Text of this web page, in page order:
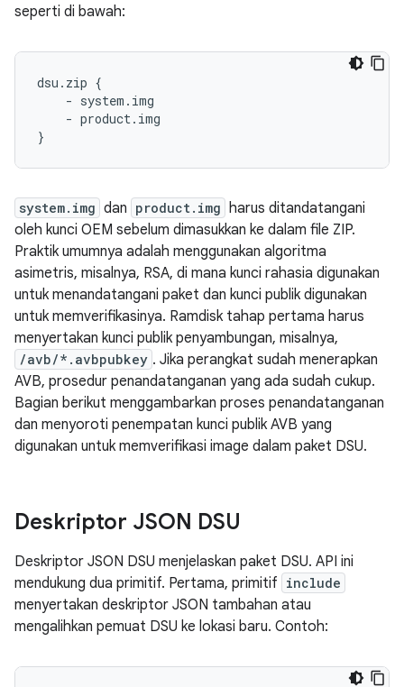
seperti di bawah:
dsu.zip {
    - system.img
    - product.img
system.img dan product.img
harus ditandatangani
oleh kunci OEM sebelum dimasukkan ke dalam file ZIP.
Praktik umumnya adalah menggunakan algoritma
asimetris, misalnya, RSA, di mana kunci rahasia digunakan
untuk menandatangani paket dan kunci publik digunakan
untuk memverifikasinya. Ramdisk tahap pertama harus
menyertakan kunci publik penyambungan, misalnya,
/avb/*.avbpubkey . Jika perangkat sudah menerapkan
AVB, prosedur penandatanganan yang ada sudah cukup.
Bagian berikut menggambarkan proses penandatanganan
dan menyoroti penempatan kunci publik AVB yang
digunakan untuk memverifikasi image dalam paket DSU.
Deskriptor JSON DSU
Deskriptor JSON DSU menjelaskan paket DSU. API ini
mendukung dua primitif. Pertama, primitif include
menyertakan deskriptor JSON tambahan atau
mengalihkan pemuat DSU ke lokasi baru. Contoh: